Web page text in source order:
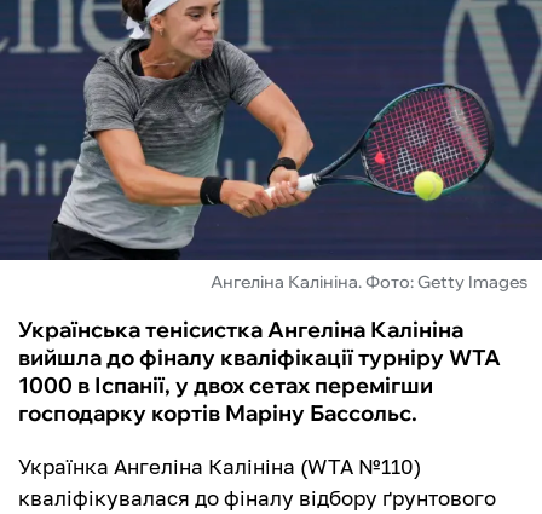
ЧС-2026
ФУТЗАЛ
ІНШІ
БУКМЕКЕРИ
Ангеліна Калініна. Фото: Getty Images
Українська тенісистка Ангеліна Калініна
вийшла до фіналу кваліфікації турніру WTA
1000 в Іспанії, у двох сетах перемігши
господарку кортів Маріну Бассольс.
Українка Ангеліна Калініна (WTA №110)
кваліфікувалася до фіналу відбору ґрунтового